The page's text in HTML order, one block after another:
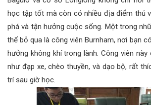
học tập tốt mà còn có nhiều địa điểm thú
phá và tận hưởng cuộc sống. Một trong
thể bỏ qua là công viên Burnham, nơi bạn
hưởng không khí trong lành. Công viên
như đạp xe, chèo thuyền, và dạo bộ, rất
trí sau giờ học.